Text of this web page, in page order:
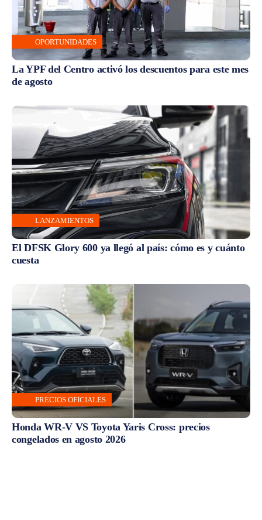
OPORTUNIDADES
La YPF del Centro activó los descuentos para este mes
de agosto
LANZAMIENTOS
El DFSK Glory 600 ya llegó al país: cómo es y cuánto
cuesta
PRECIOS OFICIALES
Honda WR-V VS Toyota Yaris Cross: precios
congelados en agosto 2026